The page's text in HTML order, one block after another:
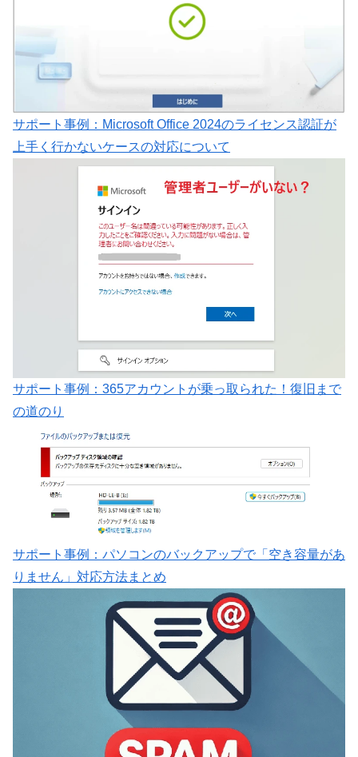
サポート事例：Microsoft Office 2024のライセンス認証が
上手く行かないケースの対応について
サポート事例：365アカウントが乗っ取られた！復旧まで
の道のり
サポート事例：パソコンのバックアップで「空き容量があ
りません」対応方法まとめ